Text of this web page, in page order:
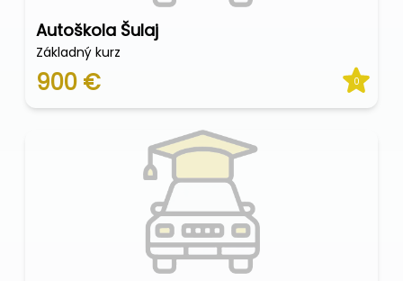
Autoškola Šulaj
Základný kurz
900 € 0